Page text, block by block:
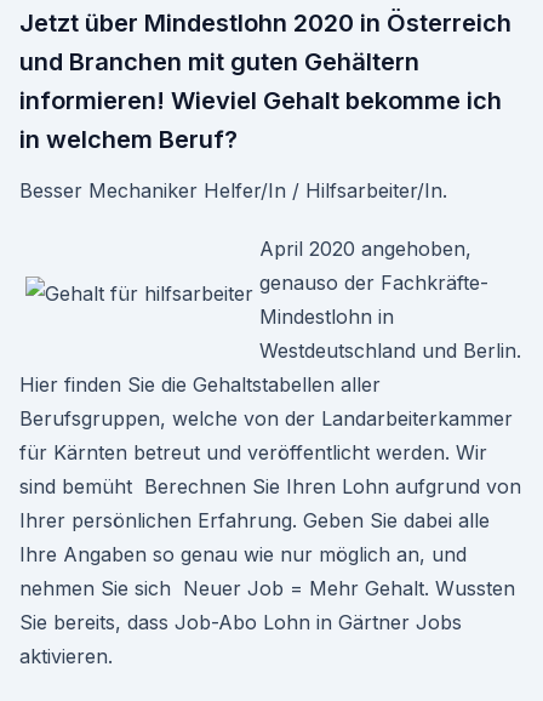
Jetzt über Mindestlohn 2020 in Österreich
und Branchen mit guten Gehältern
informieren! Wieviel Gehalt bekomme ich
in welchem Beruf?
Besser Mechaniker Helfer/In / Hilfsarbeiter/In.
April 2020 angehoben,
genauso der Fachkräfte-
Mindestlohn in
Westdeutschland und Berlin.
Hier finden Sie die Gehaltstabellen aller
Berufsgruppen, welche von der Landarbeiterkammer
für Kärnten betreut und veröffentlicht werden. Wir
sind bemüht Berechnen Sie Ihren Lohn aufgrund von
Ihrer persönlichen Erfahrung. Geben Sie dabei alle
Ihre Angaben so genau wie nur möglich an, und
nehmen Sie sich Neuer Job = Mehr Gehalt. Wussten
Sie bereits, dass Job-Abo Lohn in Gärtner Jobs
aktivieren.